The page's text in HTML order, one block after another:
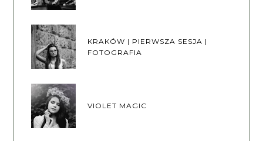
KRAKÓW | PIERWSZA SESJA |
FOTOGRAFIA
VIOLET MAGIC